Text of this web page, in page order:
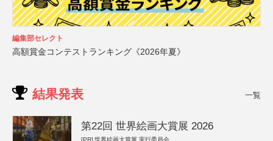
編集部セレクト
高額賞金コンテストランキング《2026年夏》
結果発表 一覧
第22回 世界絵画大賞展 2026
[PR] 世界絵画大賞展 実行委員会